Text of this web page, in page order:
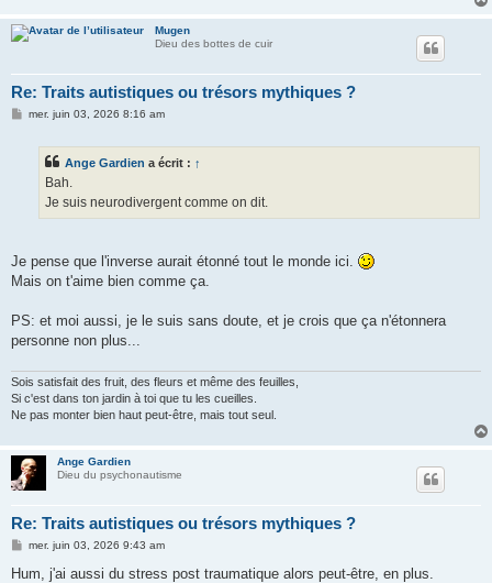
Mugen
Dieu des bottes de cuir
Re: Traits autistiques ou trésors mythiques ?
Mmer. juin 03, 2026 8:16 am
Ange Gardien a écrit : ↑
Bah.
Je suis neurodivergent comme on dit.
Je pense que l'inverse aurait étonné tout le monde ici.
Mais on t'aime bien comme ça.
PS: et moi aussi, je le suis sans doute, et je crois que ça n'étonnera
personne non plus...
Sois satisfait des fruit, des fleurs et même des feuilles,
Si c'est dans ton jardin à toi que tu les cueilles.
Ne pas monter bien haut peut-être, mais tout seul.
Ange Gardien
Dieu du psychonautisme
Re: Traits autistiques ou trésors mythiques ?
M
s
mer. juin 03, 2026 9:43 am
Hum, j'ai aussi du stress post traumatique alors peut-être, en plus.